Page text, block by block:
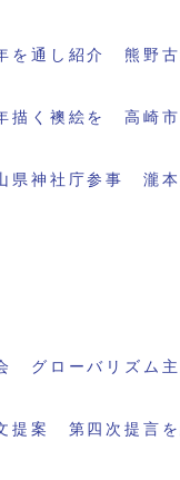
を通し紹介 熊野古
描く襖絵を 高崎市
県神社庁参事 瀧本
グローバリズム主
提案 第四次提言